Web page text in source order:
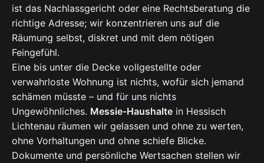
ist das Nachlassgericht oder eine Rechtsberatung die
richtige Adresse; wir konzentrieren uns auf die
Räumung selbst, diskret und mit dem nötigen
Feingefühl.
Eine bis unter die Decke vollgestellte oder
verwahrloste Wohnung ist nichts, wofür sich jemand
schämen müsste – und für uns nichts
Ungewöhnliches. Messie-Haushalte in Hessisch
Lichtenau räumen wir gelassen und ohne zu werten,
ohne Vorhaltungen und ohne schiefe Blicke.
Dokumente und persönliche Wertsachen stellen wir